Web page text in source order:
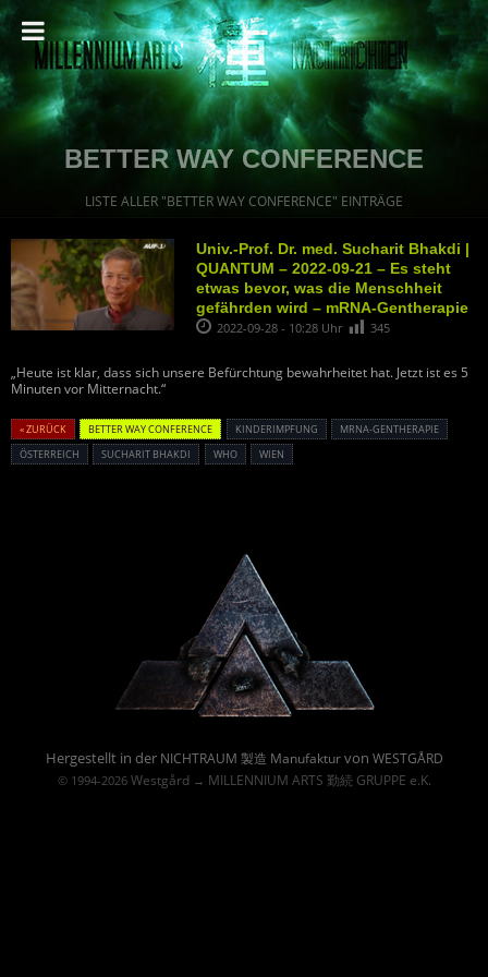
BETTER WAY CONFERENCE
LISTE ALLER "BETTER WAY CONFERENCE" EINTRÄGE
Univ.-Prof. Dr. med. Sucharit Bhakdi |
QUANTUM – 2022-09-21 – Es steht
etwas bevor, was die Menschheit
gefährden wird – mRNA-Gentherapie
2022-09-28 - 10:28 Uhr 345
„Heute ist klar, dass sich unsere Befürchtung bewahrheitet hat. Jetzt ist es 5
Minuten vor Mitternacht.“
« ZURÜCK BETTER WAY CONFERENCE KINDERIMPFUNG
MRNA-GENTHERAPIE
ÖSTERREICH
SUCHARIT BHAKDI WHO WIEN
Hergestellt in der NICHTRAUM 製造 Manufakturvon WESTGÅRD
© 1994-2026 Westgård→ MILLENNIUM ARTS 勤続 GRUPPE e.K.
Powered By :